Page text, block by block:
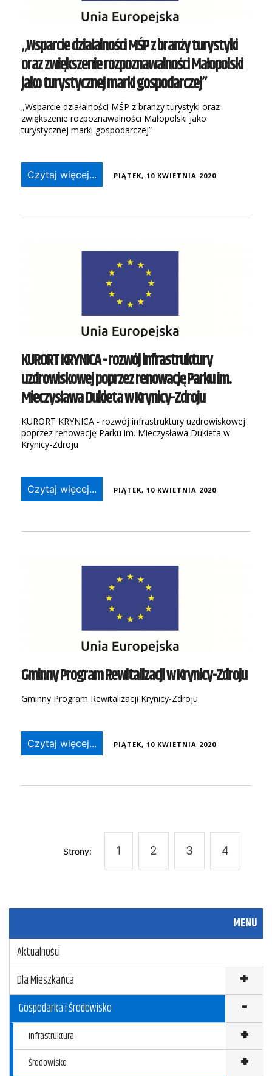
„Wsparcie działalności MŚP z branży turystyki
oraz zwiększenie rozpoznawalności Małopolski
jako turystycznej marki gospodarczej”
„Wsparcie działalności MŚP z branży turystyki oraz
zwiększenie rozpoznawalności Małopolski jako
turystycznej marki gospodarczej”
Czytaj więcej... PIĄTEK, 10 KWIETNIA 2020
KURORT KRYNICA - rozwój infrastruktury
uzdrowiskowej poprzez renowację Parku im.
Mieczysława Dukieta w Krynicy-Zdroju
KURORT KRYNICA - rozwój infrastruktury uzdrowiskowej
poprzez renowację Parku im. Mieczysława Dukieta w
Krynicy-Zdroju
Czytaj więcej... PIĄTEK, 10 KWIETNIA 2020
Gminny Program Rewitalizacji w Krynicy-Zdroju
Gminny Program Rewitalizacji Krynicy-Zdroju
Czytaj więcej... PIĄTEK, 10 KWIETNIA 2020
Strony: 1 2 3 4
MENU
Aktualności
Dla Mieszkańca
Gospodarka i Środowisko
Infrastruktura
Środowisko